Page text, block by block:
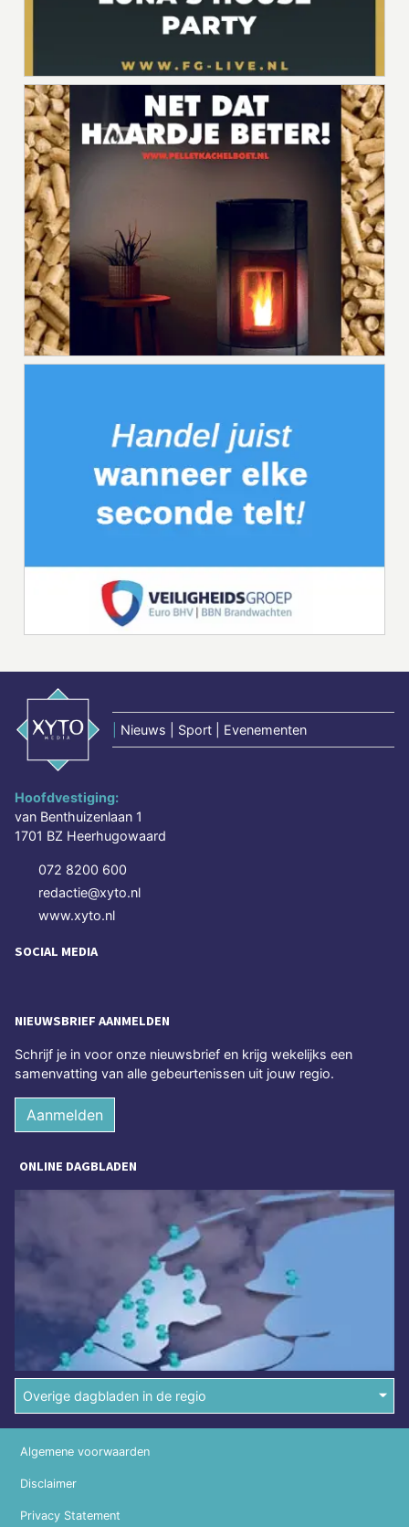
Nieuws | Sport | Evenementen
Hoofdvestiging:
van Benthuizenlaan 1
1701 BZ Heerhugowaard
072 8200 600
redactie@xyto.nl
www.xyto.nl
SOCIAL MEDIA
NIEUWSBRIEF AANMELDEN
Schrijf je in voor onze nieuwsbrief en krijg wekelijks een
samenvatting van alle gebeurtenissen uit jouw regio.
Aanmelden
ONLINE DAGBLADEN
Overige dagbladen in de regio
Algemene voorwaarden
Disclaimer
Privacy Statement